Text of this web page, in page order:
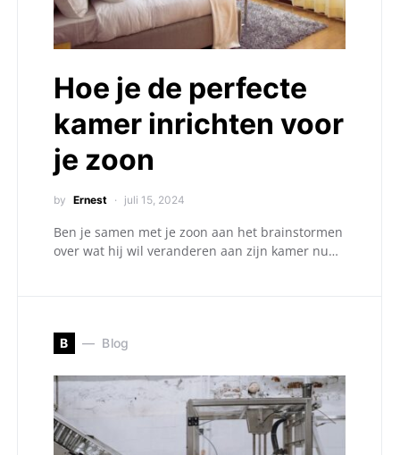
Hoe je de perfecte
kamer inrichten voor
je zoon
by Ernest juli 15, 2024
Ben je samen met je zoon aan het brainstormen
over wat hij wil veranderen aan zijn kamer nu…
B Blog